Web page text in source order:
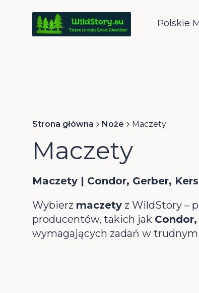
Polskie
Strona główna Noże Maczety
Maczety
Maczety | Condor, Gerber,
Wybierz maczety z WildStory –
producentów, takich jak
wymagających zadań w